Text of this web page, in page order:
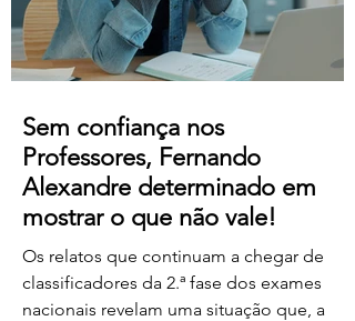
de falar de remu
Sem confiança nos
Professores, Fernando
Alexandre determinado em
mostrar o que não vale!
Os relatos que continuam a chegar de
classificadores da 2.ª fase dos exames
nacionais revelam uma situação que, a